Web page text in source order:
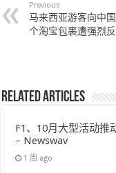
Previous
马来西亚游客向中
个淘宝包裹遭强烈
Related Articles
F1、10月大型活动推
– Newswav
1 周 ago